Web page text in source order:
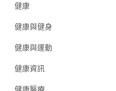
健康
健康與健身
健康與運動
健康資訊